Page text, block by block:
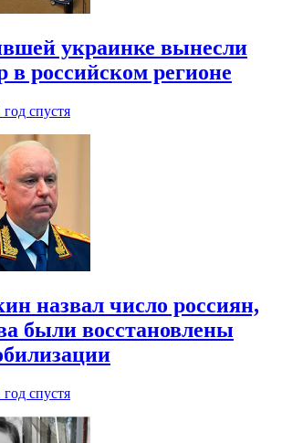
украинке вынесли
в российском регионе
год спустя
назвал число россиян,
были восстановлены
год спустя